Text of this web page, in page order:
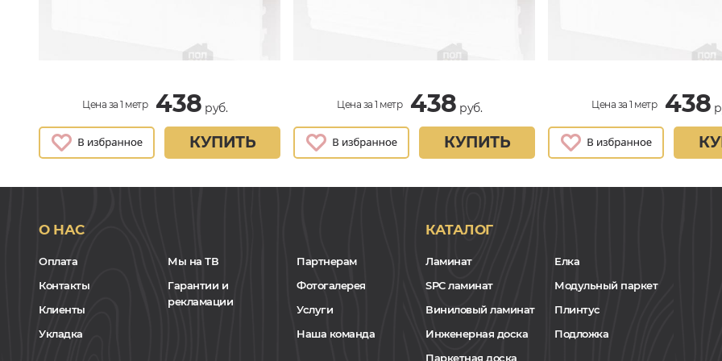
Цена за 1 метр 438 руб.
КУПИТЬ
Цена за 1 метр 438 руб.
КУПИТЬ
Цена за 1 метр 438
О НАС
Оплата
Контакты
Клиенты
Укладка
Мы на ТВ
Гарантии и
рекламации
Партнерам
Фотогалерея
Услуги
Наша команда
КАТАЛОГ
Ламинат
SPC ламинат
Виниловый ламинат
Инженерная доска
Паркетная доска
Елка
Модульный паркет
Плинтус
Подложка